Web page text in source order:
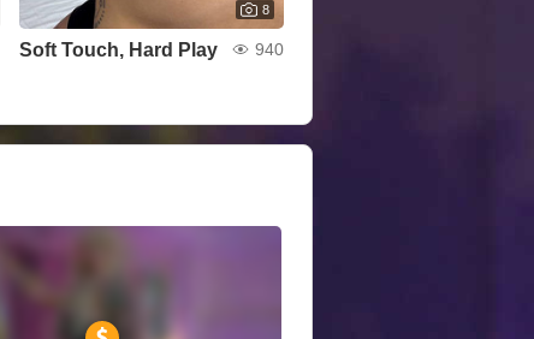
8
Soft Touch, Hard Play 940